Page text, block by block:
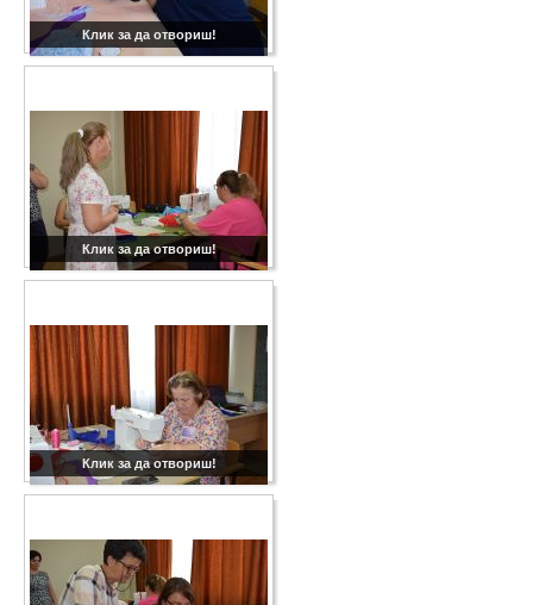
Клик за да отвориш!
Клик за да отвориш!
Клик за да отвориш!